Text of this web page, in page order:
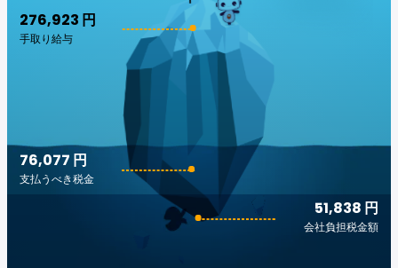
276,923 円
手取り給与
51,838 円
会社負担税金額
76,077 円
支払うべき税金